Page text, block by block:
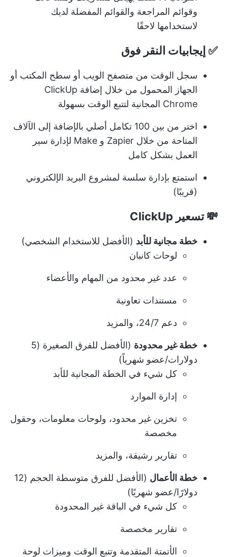
وقوائم المراجعة والقوائم المفضلة لديك
لاستخدامها لاحقًا
✅ إيجابيات النقر فوق
سجل الوقت من متصفح الويب أو سطح المكتب أو
الجهاز المحمول من خلال
إضافة ClickUp
Chrome المجانية
لتتبع الوقت بسهولة
اختر من بين 100 تكامل أصلي
بالإضافة إلى الآلاف
المتاحة من خلال Zapier و Make لإدارة سير
العمل بشكل كامل
استمتع بإدارة سلسة لمشروع البريد الإلكتروني
(قريبًا)
💸 تسعير ClickUp
خطة مجانية للأبد (الأفضل للاستخدام الشخصي)
لوحات كانبان
عدد غير محدود من المهام والأعضاء
مستندات تعاونية
دعم 24/7، والمزيد
خطة غير محدودة
(الأفضل للفرق الصغيرة (5
دولارات/عضو شهرياً)
كل شيء في الخطة المجانية للأبد
إدارة الموارد
تخزين غير محدود، ولوحات معلومات، وحقول
مخصصة
تقارير رشيقة، والمزيد
خطة الأعمال
(الأفضل للفرق متوسطة الحجم (12
دولارًا/عضو شهريًا)
كل شيء في الباقة غير المحدودة
تقارير مخصصة
الأتمتة المتقدمة وتتبع الوقت وميزات لوحة